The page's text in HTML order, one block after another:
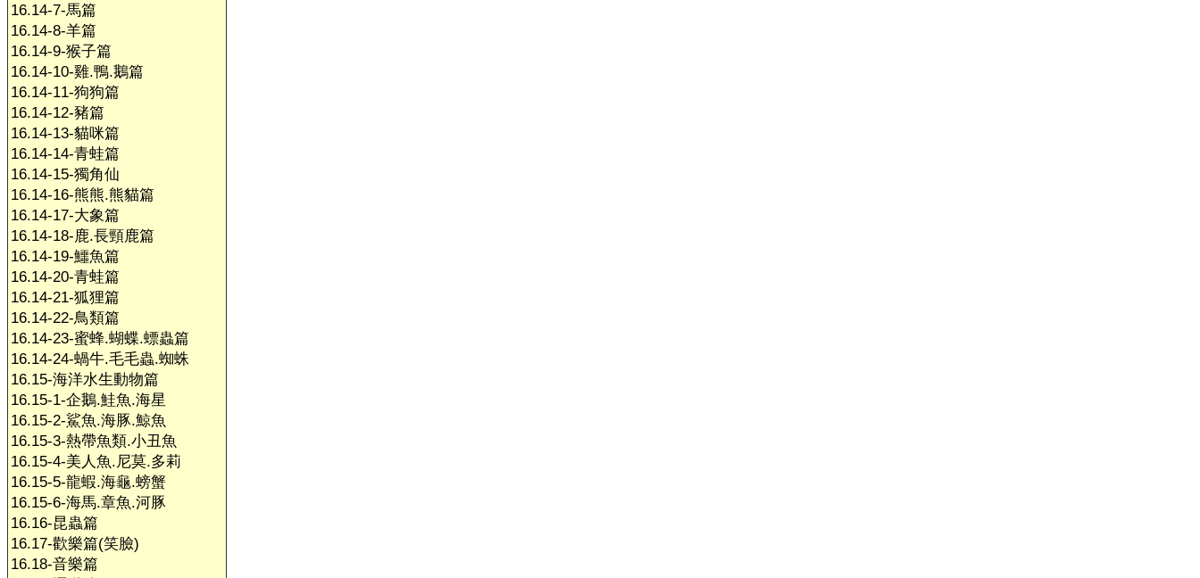
16.14-7-馬篇
16.14-8-羊篇
16.14-9-猴子篇
16.14-10-雞.鴨.鵝篇
16.14-11-狗狗篇
16.14-12-豬篇
16.14-13-貓咪篇
16.14-14-青蛙篇
16.14-15-獨角仙
16.14-16-熊熊.熊貓篇
16.14-17-大象篇
16.14-18-鹿.長頸鹿篇
16.14-19-鱷魚篇
16.14-20-青蛙篇
16.14-21-狐狸篇
16.14-22-鳥類篇
16.14-23-蜜蜂.蝴蝶.螵蟲篇
16.14-24-蝸牛.毛毛蟲.蜘蛛
16.15-海洋水生動物篇
16.15-1-企鵝.鮭魚.海星
16.15-2-鯊魚.海豚.鯨魚
16.15-3-熱帶魚類.小丑魚
16.15-4-美人魚.尼莫.多莉
16.15-5-龍蝦.海龜.螃蟹
16.15-6-海馬.章魚.河豚
16.16-昆蟲篇
16.17-歡樂篇(笑臉)
16.18-音樂篇